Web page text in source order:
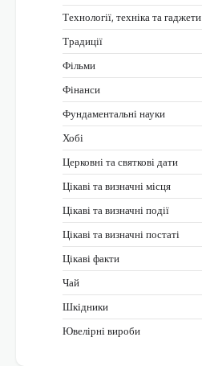
Технології, техніка та гаджети
Традиції
Фільми
Фінанси
Фундаментальні науки
Хобі
Церковні та святкові дати
Цікаві та визначні місця
Цікаві та визначні події
Цікаві та визначні постаті
Цікаві факти
Чай
Шкідники
Ювелірні вироби